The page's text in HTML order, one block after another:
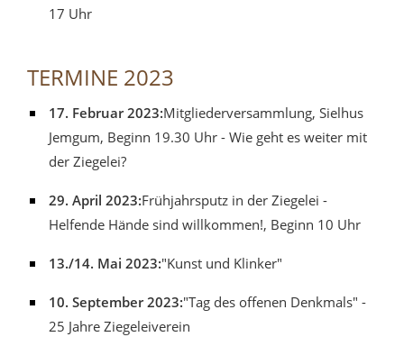
17 Uhr
TERMINE 2023
17. Februar 2023:Mitgliederversammlung, Sielhus
Jemgum, Beginn 19.30 Uhr - Wie geht es weiter mit
der Ziegelei?
29. April 2023:Frühjahrsputz in der Ziegelei -
Helfende Hände sind willkommen!, Beginn 10 Uhr
13./14. Mai 2023:"Kunst und Klinker"
10. September 2023:"Tag des offenen Denkmals" -
25 Jahre Ziegeleiverein